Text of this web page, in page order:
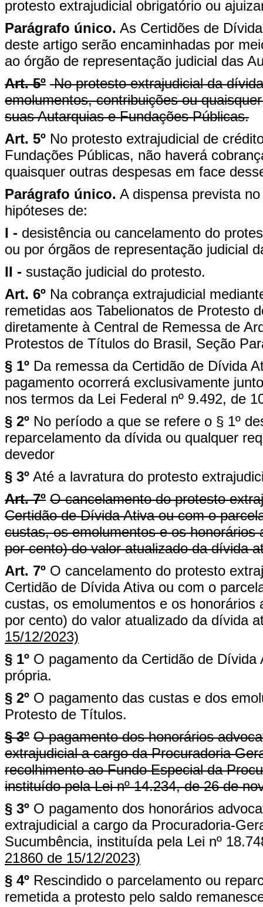
protesto extrajudicial obrigatório ou
Parágrafo único. As Certidões de
deste artigo serão encaminhadas por
ao órgão de representação judicial das
Art. 5º No protesto extrajudicial da
emolumentos, contribuições ou
suas Autarquias e Fundações Públicas.
Art. 5º No protesto extrajudicial de
Fundações Públicas, não haverá
quaisquer outras despesas em face
Parágrafo único. A dispensa prevista
hipóteses de:
I - desistência ou cancelamento do
ou por órgãos de representação judicial
II - sustação judicial do protesto.
Art. 6º Na cobrança extrajudicial
remetidas aos Tabelionatos de Protesto
diretamente à Central de Remessa de
Protestos de Títulos do Brasil, Seção
§ 1º Da remessa da Certidão de Dívida
pagamento ocorrerá exclusivamente
nos termos da Lei Federal nº 9.492, de
§ 2º No período a que se refere o § 1º
reparcelamento da dívida ou qualquer
devedor
§ 3º Até a lavratura do protesto
Art. 7º O cancelamento do protesto
Certidão de Dívida Ativa ou com o
custas, os emolumentos e os
por cento) do valor atualizado da dívida
Art. 7º O cancelamento do protesto
Certidão de Dívida Ativa ou com o
custas, os emolumentos e os
por cento) do valor atualizado da dívida
15/12/2023)
§ 1º O pagamento da Certidão de
própria.
§ 2º O pagamento das custas e dos
Protesto de Títulos.
§ 3º O pagamento dos honorários
extrajudicial a cargo da Procuradoria
recolhimento ao Fundo Especial da
instituído pela Lei nº 14.234, de 26 de
§ 3º O pagamento dos honorários
extrajudicial a cargo da Procuradoria-
Sucumbência, instituída pela Lei nº
21860 de 15/12/2023)
§ 4º Rescindido o parcelamento ou
remetida a protesto pelo saldo